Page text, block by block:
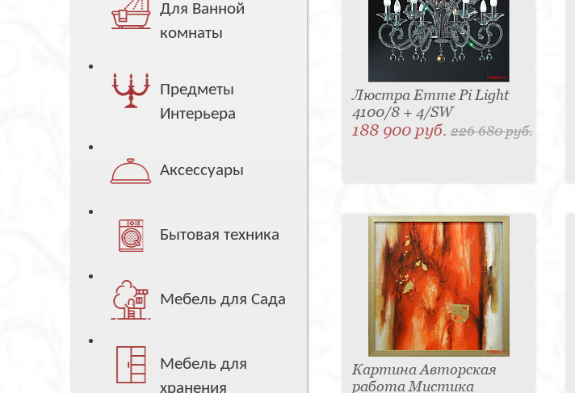
Для Ванной
комнаты
Предметы
Интерьера
Аксессуары
Бытовая техника
Мебель для Сада
Мебель для
хранения
Люстра Emme Pi Light
4100/8 + 4/SW
188 900 руб.226 680 руб.
Картина Авторская
работа Мистика